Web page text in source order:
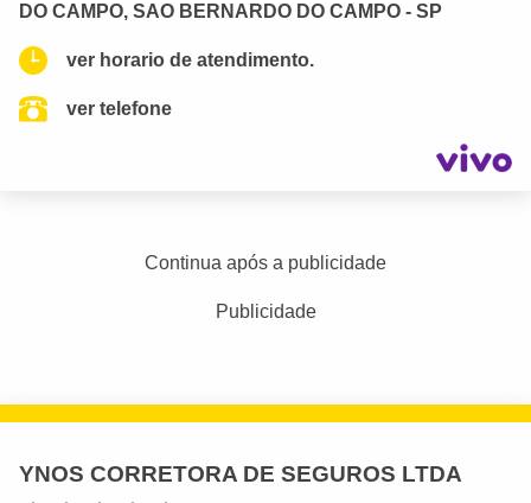
DO CAMPO, SAO BERNARDO DO CAMPO - SP
ver horario de atendimento.
ver telefone
Continua após a publicidade
Publicidade
YNOS CORRETORA DE SEGUROS LTDA